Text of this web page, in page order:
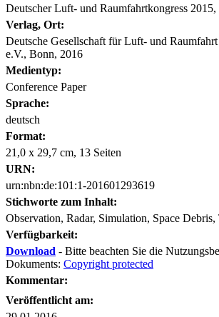
Deutscher Luft- und Raumfahrtkongress 2015,
Verlag, Ort:
Deutsche Gesellschaft für Luft- und
e.V., Bonn, 2016
Medientyp:
Conference Paper
Sprache:
deutsch
Format:
21,0 x 29,7 cm, 13 Seiten
URN:
urn:nbn:de:101:1-201601293619
Stichworte zum Inhalt:
Observation, Radar, Simulation, Space Debris,
Verfügbarkeit:
Download - Bitte beachten Sie die
Dokuments: Copyright protected
Kommentar:
Veröffentlicht am: